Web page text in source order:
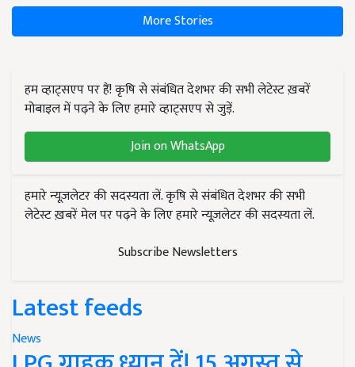
More Stories
हम व्हाट्सएप पर हैं! कृषि से संबंधित देशभर की सभी लेटेस्ट ख़बरें
मोबाइल में पढ़ने के लिए हमारे व्हाट्सएप से जुड़ें.
Join on WhatsApp
हमारे न्यूज़लेटर की सदस्यता लें. कृषि से संबंधित देशभर की सभी
लेटेस्ट ख़बरें मेल पर पढ़ने के लिए हमारे न्यूज़लेटर की सदस्यता लें.
Subscribe Newsletters
Latest feeds
News